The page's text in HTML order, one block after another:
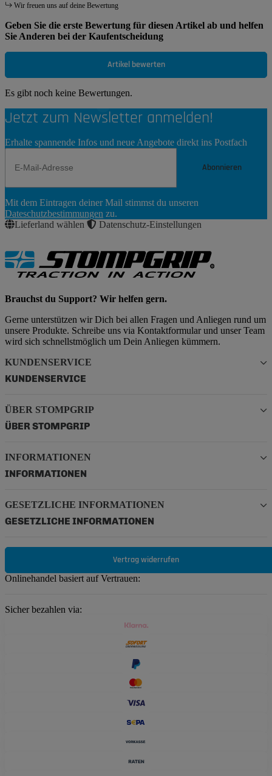
Wir freuen uns auf deine Bewertung
Geben Sie die erste Bewertung für diesen Artikel ab und helfen
Sie Anderen bei der Kaufentscheidung
Artikel bewerten
Es gibt noch keine Bewertungen.
Jetzt zum Newsletter anmelden!
Erhalte spannende Infos und neue Angebote direkt ins Postfach
Abonnieren
Abonnieren
Mit dem Eintragen deiner Mail stimmst du unseren
Dateschutzbestimmungen zu.
Lieferland wählen
Datenschutz-Einstellungen
Brauchst du Support? Wir helfen gern.
Gerne unterstützen wir Dich bei allen Fragen und Anliegen rund um
unsere Produkte. Schreibe uns via Kontaktformular und unser Team
wird sich schnellstmöglich um Dein Anliegen kümmern.
KUNDENSERVICE
KUNDENSERVICE
ÜBER STOMPGRIP
ÜBER STOMPGRIP
INFORMATIONEN
INFORMATIONEN
GESETZLICHE INFORMATIONEN
GESETZLICHE INFORMATIONEN
Vertrag widerrufen
Onlinehandel basiert auf Vertrauen:
Sicher bezahlen via: